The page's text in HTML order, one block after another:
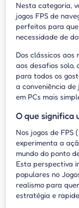
Nesta categoria,
jogos FPS de
perfeitos para
necessidade de
Dos clássicos aos
aos desafios solo,
para todos os
a conveniência
em PCs mais
O que significa
Nos jogos de FPS
experimenta a
mundo do ponto
Esta perspectiva
populares no
realismo para
estratégia e